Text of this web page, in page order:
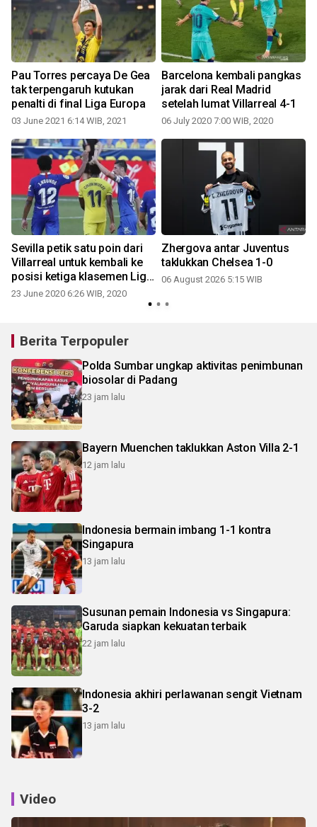
Pau Torres percaya De Gea
tak terpengaruh kutukan
penalti di final Liga Europa
03 June 2021 6:14 WIB, 2021
Barcelona kembali pangkas
jarak dari Real Madrid
setelah lumat Villarreal 4-1
06 July 2020 7:00 WIB, 2020
Sevilla petik satu poin dari
Villarreal untuk kembali ke
posisi ketiga klasemen Liga
Spanyol
23 June 2020 6:26 WIB, 2020
Zhergova antar Juventus
taklukkan Chelsea 1-0
06 August 2026 5:15 WIB
Berita Terpopuler
Polda Sumbar ungkap aktivitas penimbunan
biosolar di Padang
23 jam lalu
Bayern Muenchen taklukkan Aston Villa 2-1
12 jam lalu
Indonesia bermain imbang 1-1 kontra
Singapura
13 jam lalu
Susunan pemain Indonesia vs Singapura:
Garuda siapkan kekuatan terbaik
22 jam lalu
Indonesia akhiri perlawanan sengit Vietnam
3-2
13 jam lalu
Video